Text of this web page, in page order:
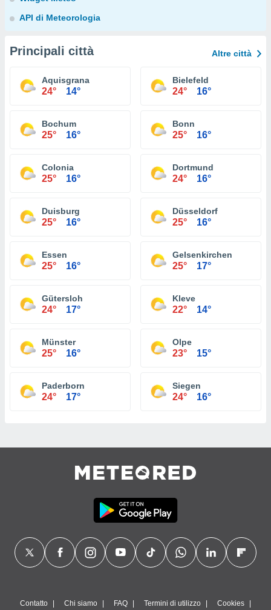
API di Meteorologia
Principali città Altre città
Aquisgrana
24° 14°
Bielefeld
24° 16°
Bochum
25° 16°
Bonn
25° 16°
Colonia
25° 16°
Dortmund
24° 16°
Duisburg
25° 16°
Düsseldorf
25° 16°
Essen
25° 16°
Gelsenkirchen
25° 17°
Gütersloh
24° 17°
Kleve
22° 14°
Münster
25° 16°
Olpe
23° 15°
Paderborn
24° 17°
Siegen
24° 16°
Contatto Chi siamo FAQ Termini di utilizzo Cookies